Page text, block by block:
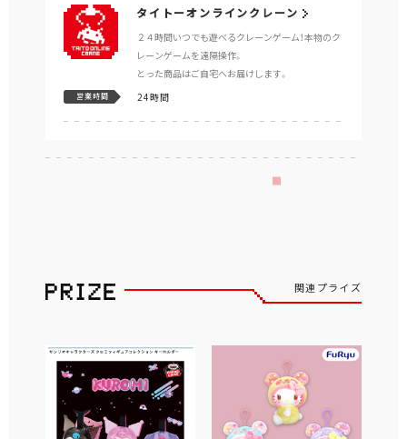
タイトーオンラインクレーン
２４時間いつでも遊べるクレーンゲーム！本物のク
レーンゲームを遠隔操作。
とった商品はご自宅へお届けします。
営業時間 24時間
関連プライズ